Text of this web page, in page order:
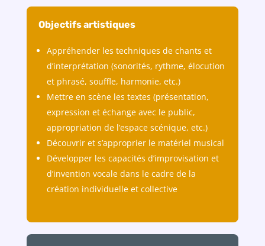
Objectifs artistiques
Appréhender les techniques de chants et
d’interprétation (sonorités, rythme, élocution
et phrasé, souffle, harmonie, etc.)
Mettre en scène les textes (présentation,
expression et échange avec le public,
appropriation de l’espace scénique, etc.)
Découvrir et s’approprier le matériel musical
Développer les capacités d’improvisation et
d’invention vocale dans le cadre de la
création individuelle et collective